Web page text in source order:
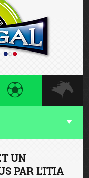
UN
PAR L'ITIA